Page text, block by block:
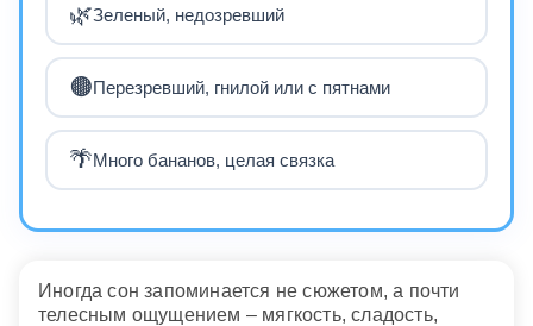
🌿Зеленый, недозревший
🟤Перезревший, гнилой или с пятнами
🌴Много бананов, целая связка
Иногда сон запоминается не сюжетом, а почти
телесным ощущением – мягкость, сладость,